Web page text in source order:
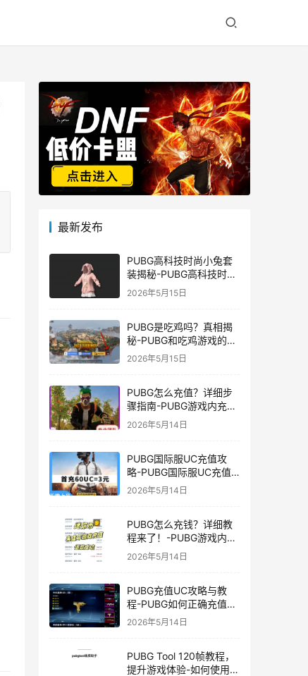
最新发布
PUBG高科技时尚小兔套
装揭秘-PUBG高科技时尚
小兔套装的潮流与科技结
2026年5月15日
PUBG是吃鸡吗？真相揭
秘-PUBG和吃鸡游戏的区
别与联系
2026年5月15日
PUBG怎么充值？详细步
骤指南-PUBG游戏内充值
方法及常见问题解答
2026年5月14日
PUBG国际服UC充值攻
略-PUBG国际服UC充值
方法及注意事项
2026年5月14日
PUBG怎么充钱？详细教
程来了！-PUBG游戏内购
买充值方法及注意事项
2026年5月14日
PUBG充值UC攻略与教
程-PUBG如何正确充值
UC获取游戏内货币
2026年5月14日
PUBG Tool 120帧教程，
提升游戏体验-如何使用